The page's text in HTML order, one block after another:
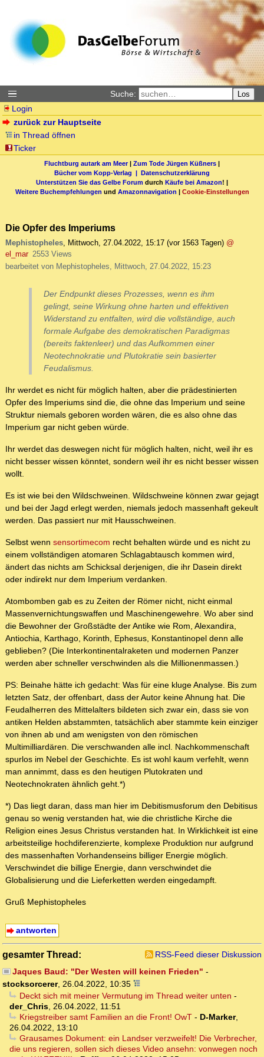
Suche: Los
Login
zurück zur Hauptseite
in Thread öffnen
Ticker
Fluchtburg autark am Meer| Zum Tode Jürgen Küßners |
Bücher vom Kopp-Verlag | Datenschutzerklärung
Unterstützen Sie das Gelbe Forum durch Käufe bei Amazon! |
Weitere Buchempfehlungen und Amazonnavigation | Cookie-Einstellungen
Die Opfer des Imperiums
Mephistopheles, Mittwoch, 27.04.2022, 15:17 (vor 1563 Tagen) @
el_mar 2553 Views
bearbeitet von Mephistopheles, Mittwoch, 27.04.2022, 15:23
Der Endpunkt dieses Prozesses, wenn es ihm
gelingt, seine Wirkung ohne harten und effektiven
Widerstand zu entfalten, wird die vollständige, auch
formale Aufgabe des demokratischen Paradigmas
(bereits faktenleer) und das Aufkommen einer
Neotechnokratie und Plutokratie sein basierter
Feudalismus.
Ihr werdet es nicht für möglich halten, aber die prädestinierten
Opfer des Imperiums sind die, die ohne das Imperium und seine
Struktur niemals geboren worden wären, die es also ohne das
Imperium gar nicht geben würde.
Ihr werdet das deswegen nicht für möglich halten, nicht, weil ihr es
nicht besser wissen könntet, sondern weil ihr es nicht besser wissen
wollt.
Es ist wie bei den Wildschweinen. Wildschweine können zwar gejagt
und bei der Jagd erlegt werden, niemals jedoch massenhaft gekeult
werden. Das passiert nur mit Hausschweinen.
Selbst wenn sensortimecom recht behalten würde und es nicht zu
einem vollständigen atomaren Schlagabtausch kommen wird,
ändert das nichts am Schicksal derjenigen, die ihr Dasein direkt
oder indirekt nur dem Imperium verdanken.
Atombomben gab es zu Zeiten der Römer nicht, nicht einmal
Massenvernichtungswaffen und Maschinengewehre. Wo aber sind
die Bewohner der Großstädte der Antike wie Rom, Alexandira,
Antiochia, Karthago, Korinth, Ephesus, Konstantinopel denn alle
geblieben? (Die Interkontinentalraketen und modernen Panzer
werden aber schneller verschwinden als die Millionenmassen.)
PS: Beinahe hätte ich gedacht: Was für eine kluge Analyse. Bis zum
letzten Satz, der offenbart, dass der Autor keine Ahnung hat. Die
Feudalherren des Mittelalters bildeten sich zwar ein, dass sie von
antiken Helden abstammten, tatsächlich aber stammte kein einziger
von ihnen ab und am wenigsten von den römischen
Multimilliardären. Die verschwanden alle incl. Nachkommenschaft
spurlos im Nebel der Geschichte. Es ist wohl kaum verfehlt, wenn
man annimmt, dass es den heutigen Plutokraten und
Neotechnokraten ähnlich geht.*)
*) Das liegt daran, dass man hier im Debitismusforum den Debitisus
genau so wenig verstanden hat, wie die christliche Kirche die
Religion eines Jesus Christus verstanden hat. In Wirklichkeit ist eine
arbeitsteilige hochdiferenzierte, komplexe Produktion nur aufgrund
des massenhaften Vorhandenseins billiger Energie möglich.
Verschwindet die billige Energie, dann verschwindet die
Globalisierung und die Lieferketten werden eingedampft.
Gruß Mephistopheles
antworten
gesamter Thread:
RSS-Feed dieser Diskussion
Jaques Baud: "Der Westen will keinen Frieden" -
stocksorcerer, 26.04.2022, 10:35
Deckt sich mit meiner Vermutung im Thread weiter unten -
der_Chris, 26.04.2022, 11:51
Kriegstreiber samt Familien an die Front! OwT- D-Marker,
26.04.2022, 13:10
Grausames Dokument: ein Landser verzweifelt! Die Verbrecher,
die uns regieren, sollen sich dieses Video ansehn: vonwegen noch